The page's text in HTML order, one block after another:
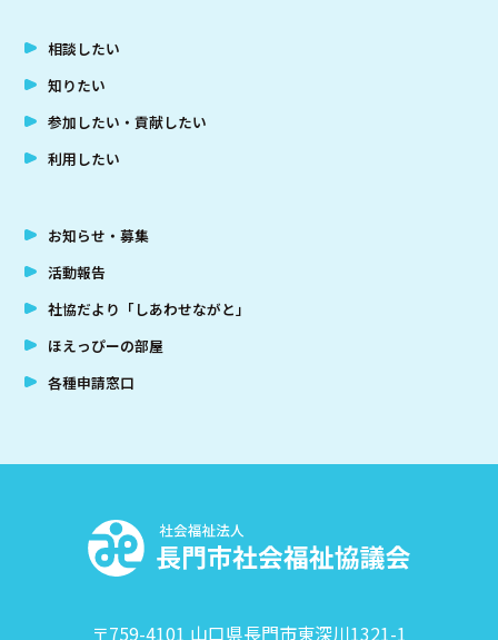
相談したい
知りたい
参加したい・貢献したい
利用したい
お知らせ・募集
活動報告
社協だより「しあわせながと」
ほえっぴーの部屋
各種申請窓口
〒759-4101 山口県長門市東深川1321-1